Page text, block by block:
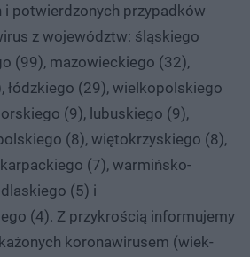
i potwierdzonych przypadków
z województw: śląskiego
(99), mazowieckiego (32),
łódzkiego (29), wielkopolskiego
(9), lubuskiego (9),
(8), więtokrzyskiego (8),
(7), warmińsko-
(5) i
(4). Z przykrością informujemy
koronawirusem (wiek-